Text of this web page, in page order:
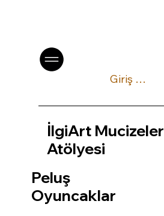
Giriş Yap
İlgiArt Mucizeler
Atölyesi
Peluş
Oyuncaklar